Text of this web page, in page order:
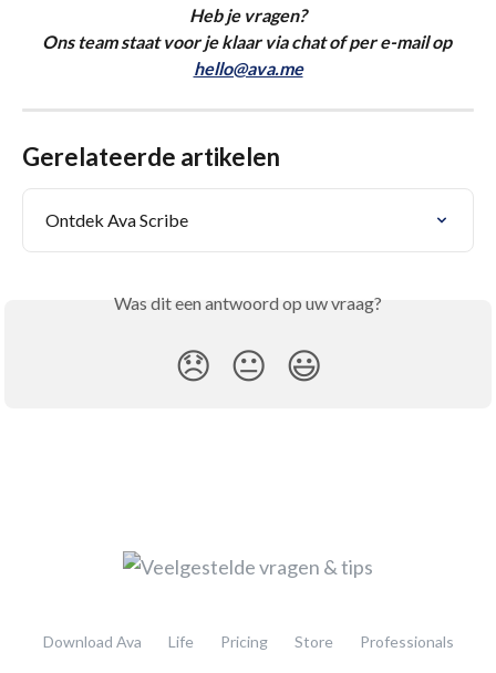
Heb je vragen?
Ons team staat voor je klaar via chat of per e-mail op
hello@ava.me
Gerelateerde artikelen
Ontdek Ava Scribe
Was dit een antwoord op uw vraag?
😞 😐 😃
Download Ava Life Pricing Store Professionals